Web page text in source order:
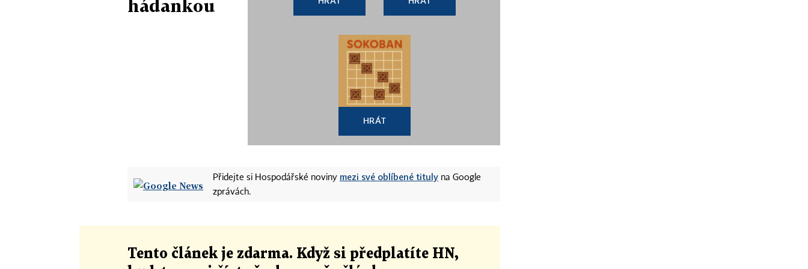
hádankou
HRÁT
Přidejte si Hospodářské noviny mezi své oblíbené tituly na Google
zprávách.
Tento článek je zdarma. Když si předplatíte HN,